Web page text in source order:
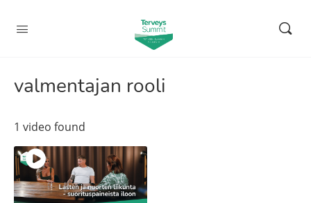
valmentajan rooli
1 video found